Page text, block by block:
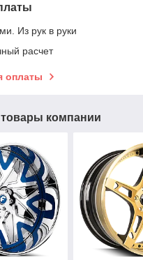
Из рук в руки
расчет
оплаты
компании